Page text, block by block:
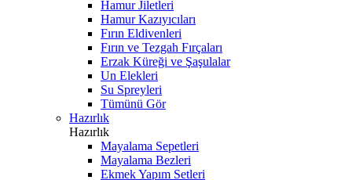
Hamur Jiletleri
Hamur Kazıyıcıları
Fırın Eldivenleri
Fırın ve Tezgah Fırçaları
Erzak Küreği ve Şaşulalar
Un Elekleri
Su Spreyleri
Tümünü Gör
Hazırlık
Hazırlık
Mayalama Sepetleri
Mayalama Bezleri
Ekmek Yapım Setleri